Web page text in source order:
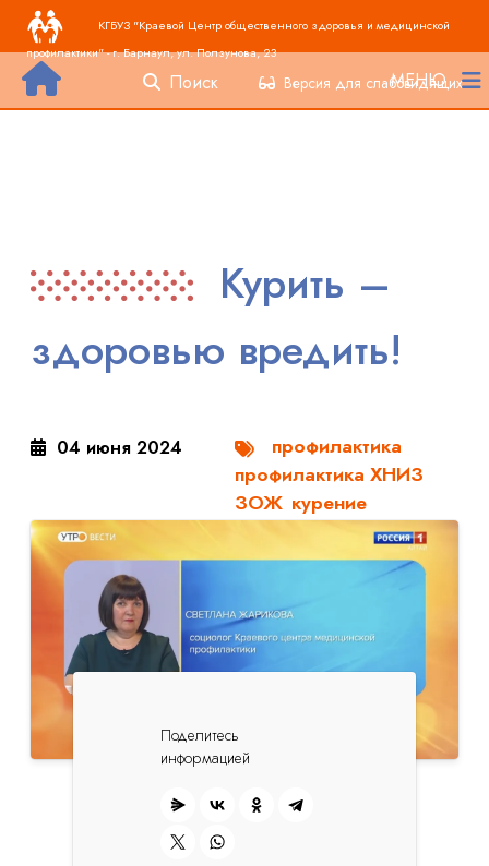
Перейти к основному содержанию
Основная навигация
КГБУЗ "Краевой Центр общественного здоровья и медицинской
профилактики" - г. Барнаул, ул. Ползунова, 23
Поиск Версия для слабовидящих
МЕНЮ
Курить –
здоровью вредить!
04 июня 2024
профилактика
профилактика ХНИЗ
ЗОЖ курение
Поделитесь
информацией